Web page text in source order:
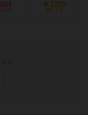
504
に入り
1729
持ってる
ト